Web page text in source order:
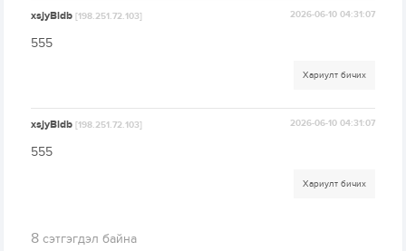
xsjyBldb[198.251.72.103] 2026-06-10 04:31:07
555
Хариулт бичих
xsjyBldb[198.251.72.103] 2026-06-10 04:31:07
555
Хариулт бичих
8 сэтгэгдэл байна